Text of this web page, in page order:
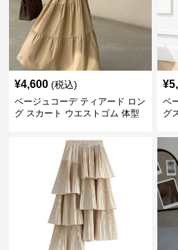
¥4,600 (税込)
ベージュコーデ ティアード ロン
グ スカート ウエストゴム 体型
¥
ベ
グ